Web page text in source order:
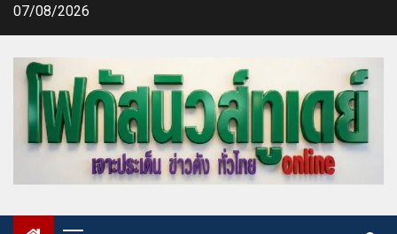
Skip07/08/2026